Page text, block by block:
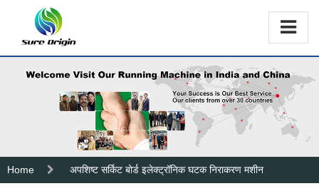
Home अपशिष्ट सर्किट बोर्ड इलेक्ट्रॉनिक घटक निराकरण मशीन